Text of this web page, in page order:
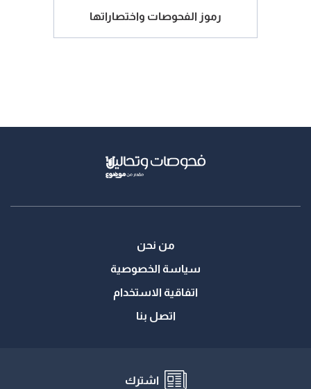
رموز الفحوصات واختصاراتها
من نحن
سياسة الخصوصية
اتفاقية الاستخدام
اتصل بنا
اشترك